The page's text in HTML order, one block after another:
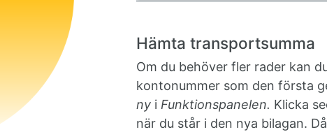
Hämta transportsumma
Om du behöver fler rader kan
kontonummer som den första
ny i Funktionspanelen. Klicka
när du står i den nya bilagan.